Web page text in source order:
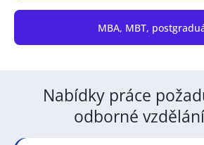
MBA, MBT,
Nabídky práce
odborné